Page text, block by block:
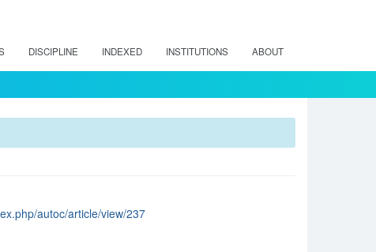
DISCIPLINE INDEXED INSTITUTIONS ABOUT
autoc/article/view/237